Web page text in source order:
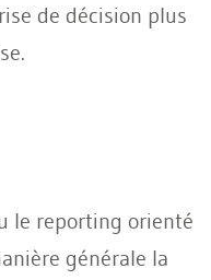
de décision plus
le reporting orienté
générale la